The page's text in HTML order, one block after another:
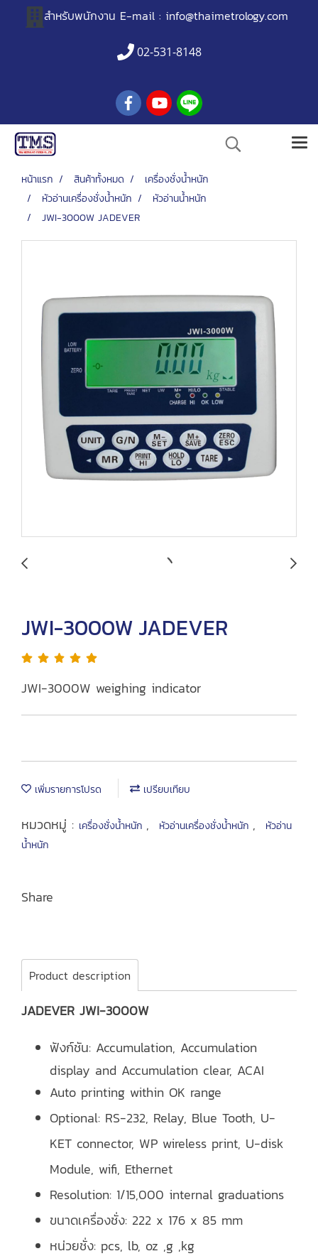
สำหรับพนักงาน E-mail : info@thaimetrology.com
02-531-8148
หน้าแรก สินค้าทั้งหมด
เครื่องชั่งน้ำหนัก
หัวอ่านเครื่องชั่งน้ำหนัก
หัวอ่านน้ำหนัก
JWI-3000W JADEVER
JWI-3000W JADEVER
JWI-3000W weighing indicator
เพิ่มรายการโปรด เปรียบเทียบ
หมวดหมู่ : เครื่องชั่งน้ำหนัก , หัวอ่านเครื่องชั่งน้ำหนัก ,
หัวอ่าน
น้ำหนัก
Share
Product description
JADEVER JWI-3000W
ฟังก์ชัน: Accumulation, Accumulation
display and Accumulation clear, ACAI
Auto printing within OK range
Optional: RS-232, Relay, Blue Tooth, U-
KET connector, WP wireless print, U-disk
Module, wifi, Ethernet
Resolution: 1/15,000 internal graduations
ขนาดเครื่องชั่ง: 222 x 176 x 85 mm
หน่วยชั่ง: pcs, lb, oz ,g ,kg